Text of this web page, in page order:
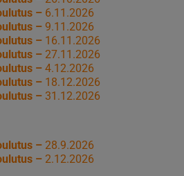
– 6.11.2026
– 9.11.2026
– 16.11.2026
– 27.11.2026
– 4.12.2026
– 18.12.2026
– 31.12.2026
– 28.9.2026
– 2.12.2026